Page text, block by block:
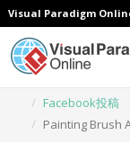
Visual Paradigm
Facebook投稿
Painting Brush